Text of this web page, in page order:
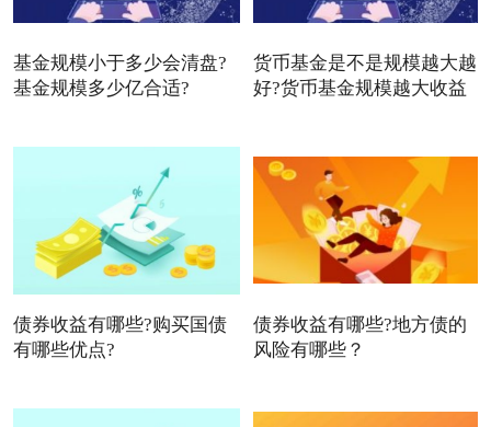
基金规模小于多少会清盘?
基金规模多少亿合适?
货币基金是不是规模越大越
好?货币基金规模越大收益
债券收益有哪些?购买国债
有哪些优点?
债券收益有哪些?地方债的
风险有哪些？